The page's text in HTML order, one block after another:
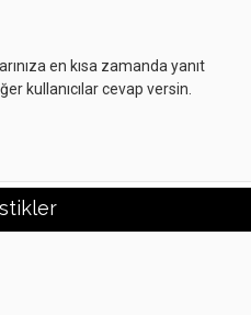
en kısa zamanda yanıt
kullanıcılar cevap versin.